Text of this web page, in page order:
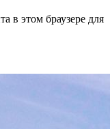
в этом браузере для